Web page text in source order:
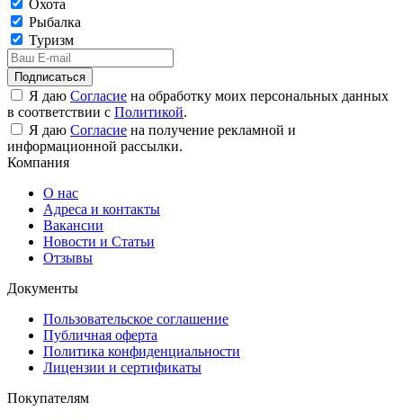
Охота
Рыбалка
Туризм
Подписаться
Я даю Согласие на обработку моих персональных данных
в соответствии с Политикой.
Я даю Согласие на получение рекламной и
информационной рассылки.
Компания
О нас
Адреса и контакты
Вакансии
Новости и Статьи
Отзывы
Документы
Пользовательское соглашение
Публичная оферта
Политика конфиденциальности
Лицензии и сертификаты
Покупателям